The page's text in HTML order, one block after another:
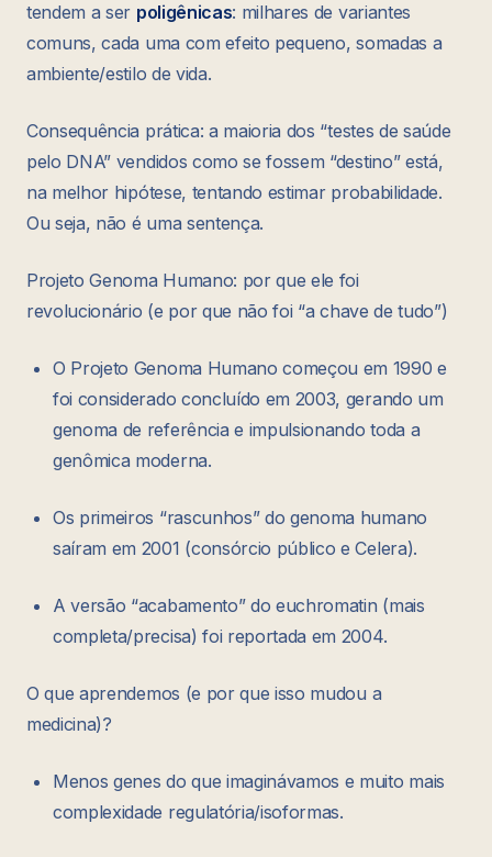
tendem a ser poligênicas: milhares de variantes
comuns, cada uma com efeito pequeno, somadas a
ambiente/estilo de vida.
Consequência prática: a maioria dos “testes de saúde
pelo DNA” vendidos como se fossem “destino” está,
na melhor hipótese, tentando estimar probabilidade.
Ou seja, não é uma sentença.
Projeto Genoma Humano: por que ele foi
revolucionário (e por que não foi “a chave de tudo”)
O Projeto Genoma Humano começou em 1990 e
foi considerado concluído em 2003, gerando um
genoma de referência e impulsionando toda a
genômica moderna.
Os primeiros “rascunhos” do genoma humano
saíram em 2001 (consórcio público e Celera).
A versão “acabamento” do euchromatin (mais
completa/precisa) foi reportada em 2004.
O que aprendemos (e por que isso mudou a
medicina)?
Menos genes do que imaginávamos e muito mais
complexidade regulatória/isoformas.